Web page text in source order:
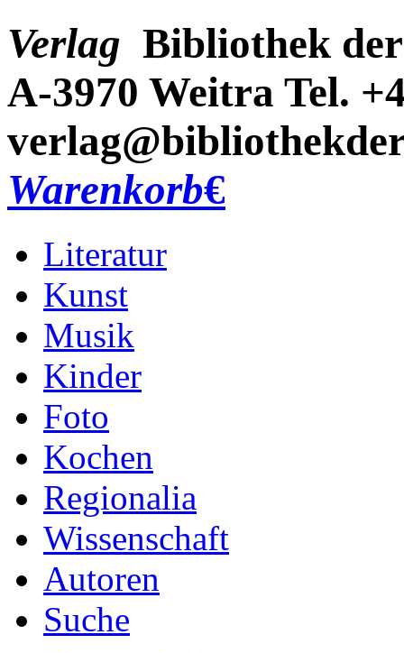
Verlag Bibliothek
A-3970 Weitra Tel.
Warenkorb€
Literatur
Kunst
Musik
Kinder
Foto
Kochen
Regionalia
Wissenschaft
Autoren
Suche